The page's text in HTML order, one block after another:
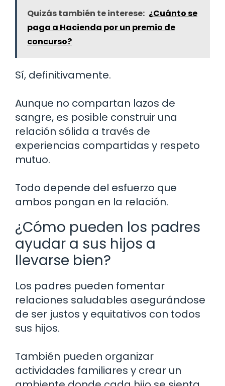
Quizás también te interese: ¿Cuánto se
paga a Hacienda por un premio de
concurso?
Sí, definitivamente.
Aunque no compartan lazos de
sangre, es posible construir una
relación sólida a través de
experiencias compartidas y respeto
mutuo.
Todo depende del esfuerzo que
ambos pongan en la relación.
¿Cómo pueden los padres
ayudar a sus hijos a
llevarse bien?
Los padres pueden fomentar
relaciones saludables asegurándose
de ser justos y equitativos con todos
sus hijos.
También pueden organizar
actividades familiares y crear un